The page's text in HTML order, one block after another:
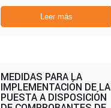
Leer más
MEDIDAS PARA LA
IMPLEMENTACIÓN DE LA
PUESTA A DISPOSICIÓN